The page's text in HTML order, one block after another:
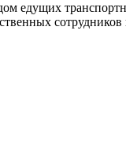
едущих